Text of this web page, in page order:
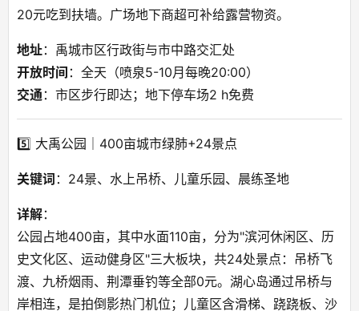
20元吃到扶墙。广场地下商超可补给露营物资。
地址：禹城市区行政街与市中路交汇处
开放时间 ：全天（喷泉5-10月每晚20:00）
交通 ：市区步行即达；地下停车场2 h免费
5️⃣ 大禹公园｜400亩城市绿肺+24景点
关键词 ：24景、水上吊桥、儿童乐园、晨练圣地
详解：
公园占地400亩，其中水面110亩，分为"滨河休闲区、历
史文化区、运动健身区"三大板块，共24处景点：吊桥飞
渡、九桥烟雨、荆潭垂钓等全部0元。湖心岛通过吊桥与
岸相连，是拍倒影热门机位；儿童区含滑梯、跷跷板、沙